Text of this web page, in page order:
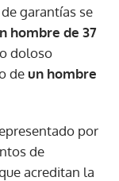
garantías se
hombre de 37
doloso
deun hombre
por
de
acreditan la